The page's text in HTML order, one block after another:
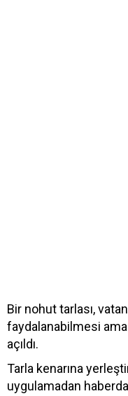
Bir nohut tarlası,
faydalanabilmesi
açıldı.
Tarla kenarına
uygulamadan